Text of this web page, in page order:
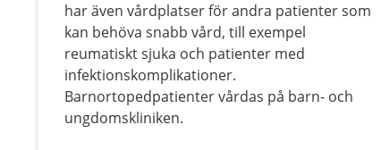
har även vårdplatser för andra patienter som
kan behöva snabb vård, till exempel
reumatiskt sjuka och patienter med
infektionskomplikationer.
Barnortopedpatienter vårdas på barn- och
ungdomskliniken.